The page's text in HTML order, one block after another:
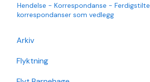
Hendelse - Korrespondanse - Ferdigstilte
korrespondanser som vedlegg
Arkiv
Flyktning